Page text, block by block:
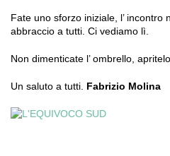
Fate uno sforzo iniziale, l’ incontro
abbraccio a tutti. Ci vediamo lì.
Non dimenticate l’ ombrello,
Un saluto a tutti. Fabrizio Molina